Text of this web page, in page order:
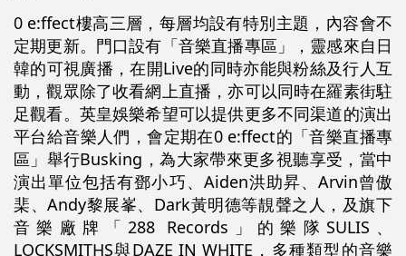
0 e:ffect樓高三層，每層均設有特別主題，內容會不
定期更新。門口設有「音樂直播專區」，靈感來自日
韓的可視廣播，在開Live的同時亦能與粉絲及行人互
動，觀眾除了收看網上直播，亦可以同時在羅素街駐
足觀看。英皇娛樂希望可以提供更多不同渠道的演出
平台給音樂人們，會定期在0 e:ffect的「音樂直播專
區」舉行Busking，為大家帶來更多視聽享受，當中
演出單位包括有鄧小巧、Aiden洪助昇、Arvin曾傲
棐、Andy黎展峯、Dark黃明德等靚聲之人，及旗下
音樂廠牌「288 Records」的樂隊SULIS、
LOCKSMITHS與DAZE IN WHITE，多種類型的音樂